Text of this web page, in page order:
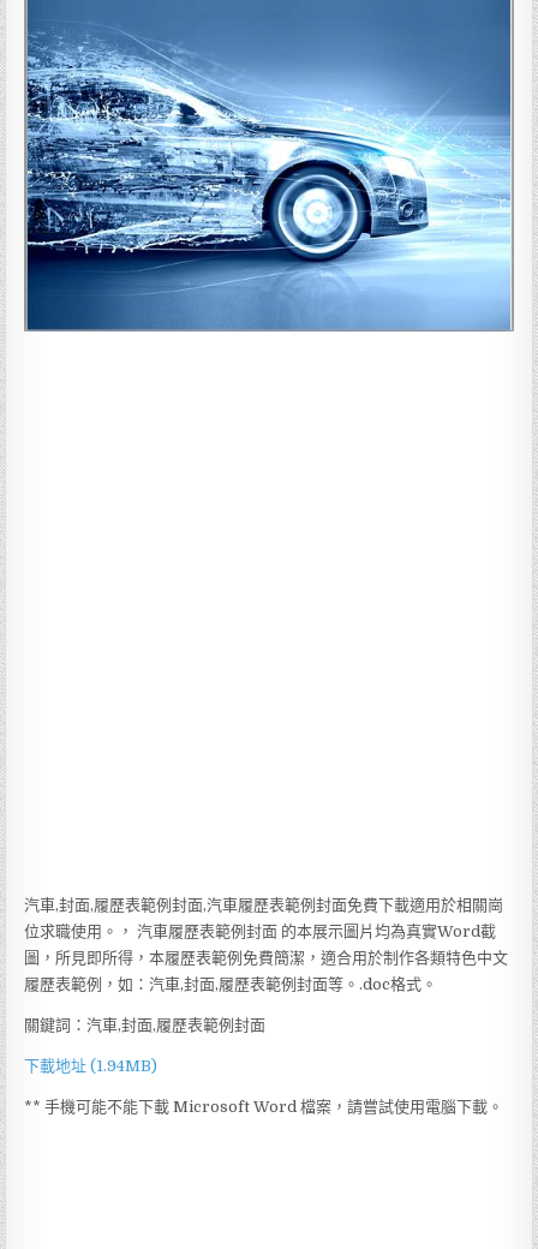
汽車,封面,履歷表範例封面,汽車履歷表範例封面免費下載適用於相關崗
位求職使用。， 汽車履歷表範例封面 的本展示圖片均為真實Word截
圖，所見即所得，本履歷表範例免費簡潔，適合用於制作各類特色中文
履歷表範例，如：汽車,封面,履歷表範例封面等。.doc格式。
關鍵詞：汽車,封面,履歷表範例封面
下載地址 (1.94MB)
** 手機可能不能下載 Microsoft Word 檔案，請嘗試使用電腦下載。